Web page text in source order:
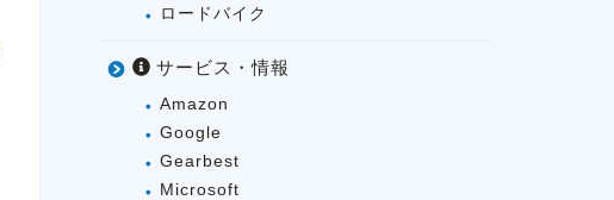
ロードバイク
サービス・情報
Amazon
Google
Gearbest
Microsoft